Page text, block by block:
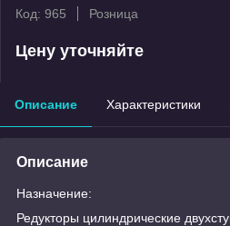
Код: 965
Розница
Цену уточняйте
Описание Характеристики
Описание
Назначение:
Редукторы цилиндрические